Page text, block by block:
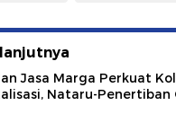
Jasa Marga Perkuat
Nataru-Penertiban